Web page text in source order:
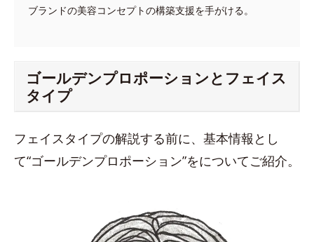
ブランドの美容コンセプトの構築支援を手がける。
ゴールデンプロポーションとフェイス
タイプ
フェイスタイプの解説する前に、基本情報とし
て“ゴールデンプロポーション”をについてご紹介。